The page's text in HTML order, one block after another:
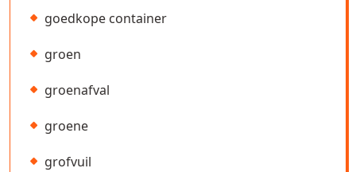
goedkope container
groen
groenafval
groene
grofvuil